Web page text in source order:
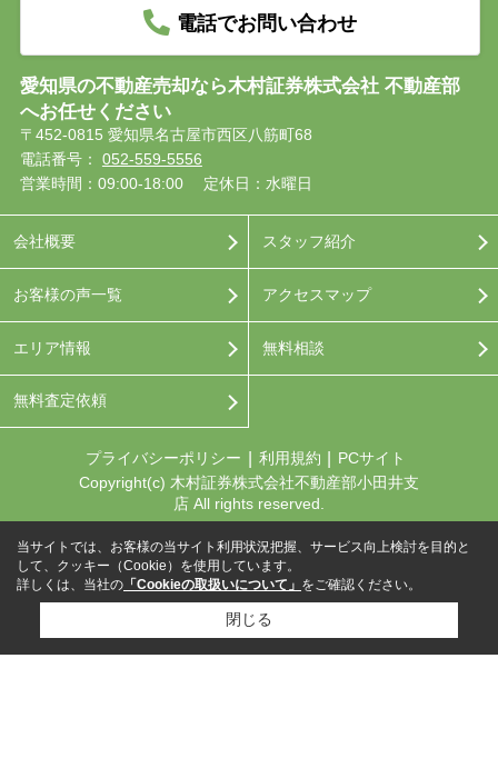
電話でお問い合わせ
愛知県の不動産売却なら木村証券株式会社 不動産部
へお任せください
〒452-0815 愛知県名古屋市西区八筋町68
電話番号： 052-559-5556
営業時間：09:00-18:00
定休日：水曜日
会社概要
お客様の声一覧
エリア情報
無料査定依頼
スタッフ紹介
アクセスマップ
無料相談
プライバシーポリシー 利用規約
PCサイト
Copyright(c) 木村証券株式会社不動産部小田井支
店 All rights reserved.
当サイトでは、お客様の当サイト利用状況把握、サービス向上検討を目的と
して、クッキー（Cookie）を使用しています。
詳しくは、当社の 「Cookieの取扱いについて」 をご確認ください。
閉じる